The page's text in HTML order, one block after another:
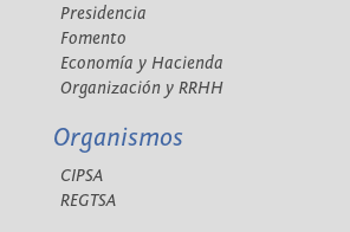
Presidencia
Fomento
Economía y Hacienda
Organización y RRHH
Organismos
CIPSA
REGTSA